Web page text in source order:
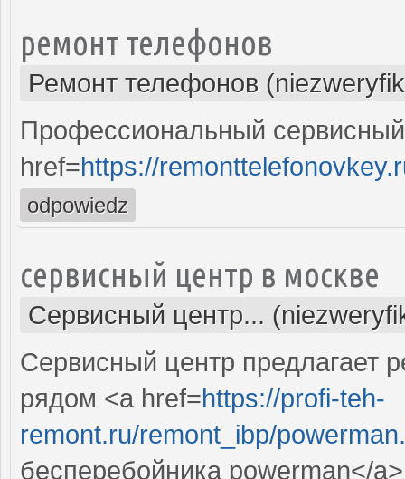
ремонт телефонов
Ремонт телефонов
Профессиональный
href=https://
odpowiedz
сервисный центр в москве
Сервисный центр...
Сервисный центр предлагает
рядом <a href=https://profi-teh-
remont.ru/remont_ibp/
бесперебойника powerman</a>